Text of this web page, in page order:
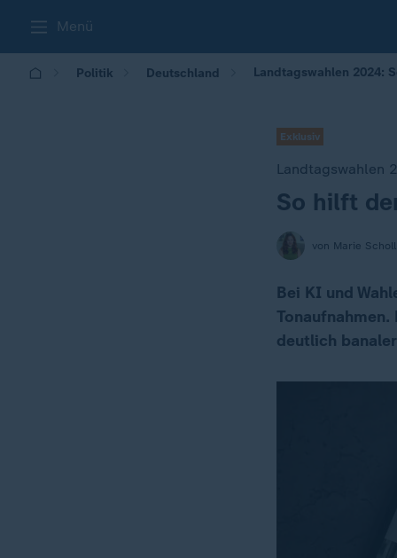
Menü
Politik Deutschland Landtagswahlen 2024:
Exklusiv
Landtagswahlen
:
So hilft
von Marie Scholl
Bei KI und
deutlich